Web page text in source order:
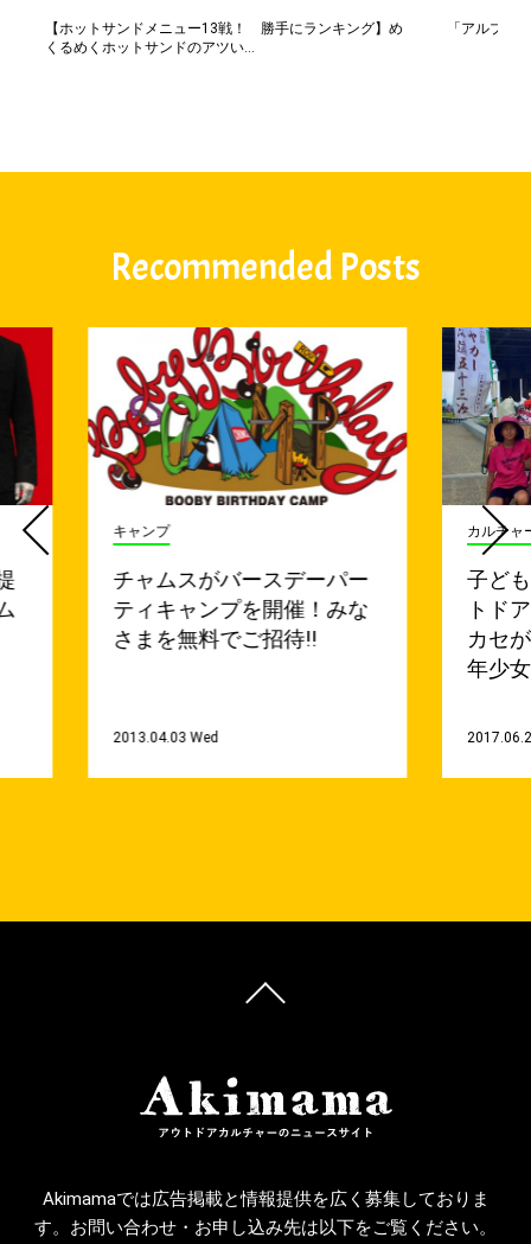
【ホットサンドメニュー13戦！ 勝手にランキング】め
くるめくホットサンドのアツい...
「アルプス
Recommended Posts
キャンプ
チャムスがバースデーパー
ティキャンプを開催！みな
さまを無料でご招待!!
2013.04.03 Wed
カルチャ
子ど
トド
カセ
年少
Akimamaでは広告掲載と情報提供を広く募集しておりま
す。お問い合わせ・お申し込み先は以下をご覧ください。